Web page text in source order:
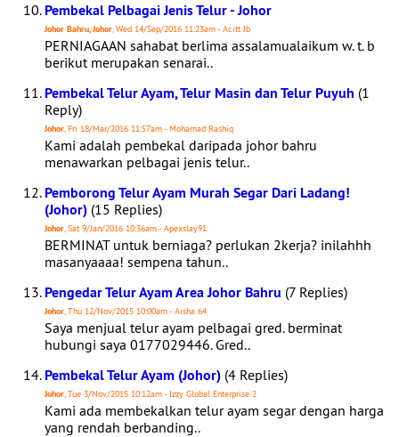
Pembekal Pelbagai Jenis Telur - Johor
Johor Bahru, Johor, Wed 14/Sep/2016 11:23am - Acitt Jb
PERNIAGAAN sahabat berlima assalamualaikum w. t. b
berikut merupakan senarai..
Pembekal Telur Ayam, Telur Masin dan Telur Puyuh (1
Reply)
Johor, Fri 18/Mar/2016 11:57am - Mohamad Rashiq
Kami adalah pembekal daripada johor bahru
menawarkan pelbagai jenis telur..
Pemborong Telur Ayam Murah Segar Dari Ladang!
(Johor) (15 Replies)
Johor, Sat 9/Jan/2016 10:36am - Apexslay91
BERMINAT untuk berniaga? perlukan 2kerja? inilahhh
masanyaaaa! sempena tahun..
Pengedar Telur Ayam Area Johor Bahru (7 Replies)
Johor, Thu 12/Nov/2015 10:00am - Aisha 64
Saya menjual telur ayam pelbagai gred. berminat
hubungi saya 0177029446. Gred..
Pembekal Telur Ayam (Johor) (4 Replies)
Johor, Tue 3/Nov/2015 10:12am - Izzy Global Enterprise 2
Kami ada membekalkan telur ayam segar dengan harga
yang rendah berbanding..